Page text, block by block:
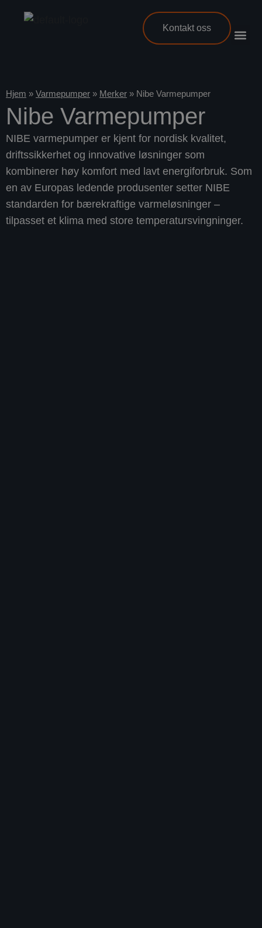
Kontakt oss
Hjem » Varmepumper » Merker » Nibe Varmepumper
Nibe Varmepumper
NIBE varmepumper er kjent for nordisk kvalitet,
driftssikkerhet og innovative løsninger som
kombinerer høy komfort med lavt energiforbruk. Som
en av Europas ledende produsenter setter NIBE
standarden for bærekraftige varmeløsninger –
tilpasset et klima med store temperatursvingninger.